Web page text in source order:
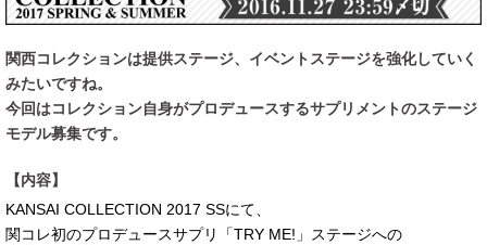
関西コレクションは提供ステージ、イベントステージを強化していく
みたいですね。
今回はコレクション自身がプロデュースするサプリメントのステージ
モデル募集です。
【内容】
KANSAI COLLECTION 2017 SSにて、
関コレ初のプロデュースサプリ「TRY ME!」ステージへの